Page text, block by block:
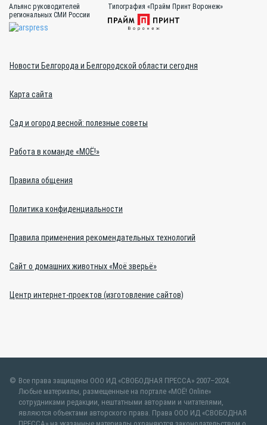
Альянс руководителей
региональных СМИ России
Типография «Прайм Принт Воронеж»
Новости Белгорода и Белгородской области сегодня
Карта сайта
Сад и огород весной: полезные советы
Работа в команде «МОЁ!»
Правила общения
Политика конфиденциальности
Правила применения рекомендательных технологий
Сайт о домашних животных «Моё зверьё»
Центр интернет-проектов (изготовление сайтов)
Все права защищены ООО ИД «СВОБОДНАЯ ПРЕССА» 2007–2024.
Любые материалы, размещенные на портале «МОЁ! Online»
сотрудниками редакции, нештатными авторами и читателями,
являются объектами авторского права. Права ООО ИД «СВОБОДНАЯ